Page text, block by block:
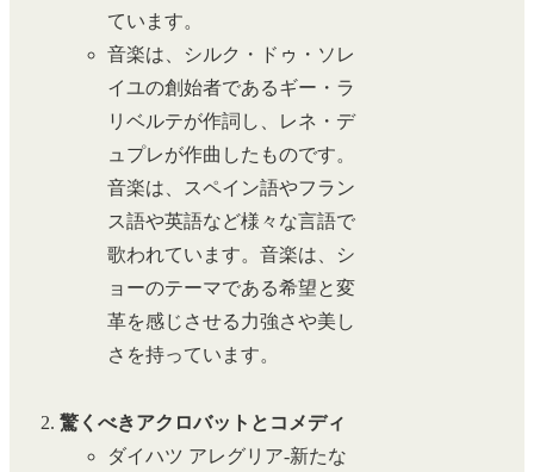
ています。
音楽は、シルク・ドゥ・ソレ
イユの創始者であるギー・ラ
リベルテが作詞し、レネ・デ
ュプレが作曲したものです。
音楽は、スペイン語やフラン
ス語や英語など様々な言語で
歌われています。音楽は、シ
ョーのテーマである希望と変
革を感じさせる力強さや美し
さを持っています。
驚くべきアクロバットとコメディ
ダイハツ アレグリア-新たな